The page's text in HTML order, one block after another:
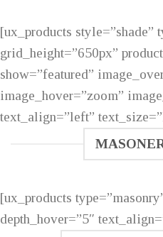
[ux_products style=”shade”
grid_height=”650px”
show=”featured”
image_hover=”zoom”
text_align=”left”
[ux_products
depth_hover=”5″